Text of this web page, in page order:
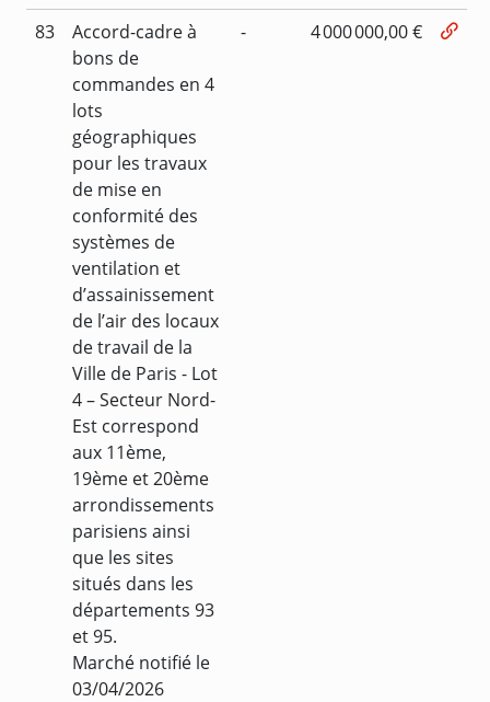
83
Accord-cadre à
bons de
commandes en 4
lots
géographiques
pour les travaux
de mise en
conformité des
systèmes de
ventilation et
d’assainissement
de l’air des locaux
de travail de la
Ville de Paris - Lot
4 – Secteur Nord-
Est correspond
aux 11ème,
19ème et 20ème
arrondissements
parisiens ainsi
que les sites
situés dans les
départements 93
et 95.
Marché notifié le
03/04/2026
- 4 000 000,00 €